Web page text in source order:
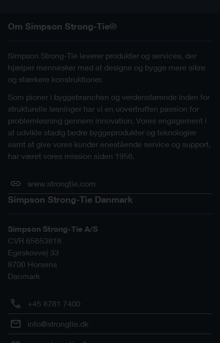
Om Simpson Strong-Tie®
Simpson Strong-Tie leverer produkter og services, der
hjælper mennesker med at designe og bygge mere sikre
og stærkere konstruktioner.
Som pioner i byggebranchen og verdensførende inden for
strukturelle løsninger har vi en uovertruffen passion for
problemløsning gennem innovation. Vores engagement i
at udvikle stadig bedre byggeprodukter og teknologier
samt at give vores kunder enestående service og support,
har været vores mission siden 1956.
www.strongtie.com
Simpson Strong-Tie Danmark
Simpson Strong-Tie A/S
CVR 65653818
Egeskovvej 33
8700 Horsens
Danmark
+45 8781 7400
info@strongtie.dk